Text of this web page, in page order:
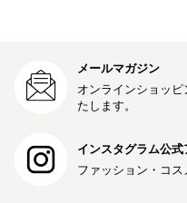
メールマガジン
オンラインショッ
たします。
インスタグラム公式
ファッション・コ